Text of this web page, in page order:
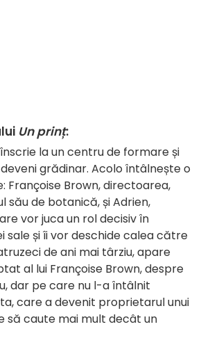
Un prinț:
la un centru de formare și
grădinar. Acolo întâlnește o
Françoise Brown, directoarea,
său de botanică, și Adrien,
vor juca un rol decisiv în
sale și îi vor deschide calea către
de ani mai târziu, apare
al lui Françoise Brown, despre
dar pe care nu l-a întâlnit
care a devenit proprietarul unui
să caute mai mult decât un